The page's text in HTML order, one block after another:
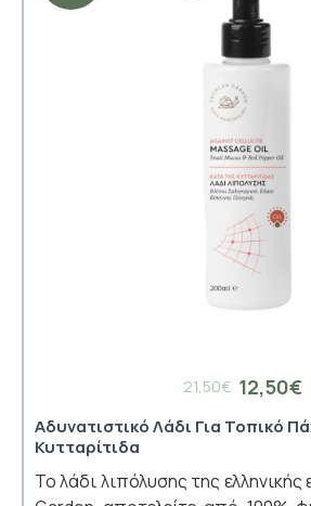
12,50€
21,50€
Αδυνατιστικό Λάδι Για Τοπικό
Κυτταρίτιδα
Το λάδι λιπόλυσης της